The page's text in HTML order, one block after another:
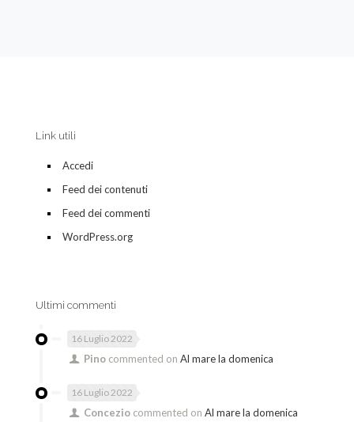
Link utili
Accedi
Feed dei contenuti
Feed dei commenti
WordPress.org
Ultimi commenti
16 Luglio 2022
Pino commented onAl mare la domenica
16 Luglio 2022
Concezio commented onAl mare la domenica